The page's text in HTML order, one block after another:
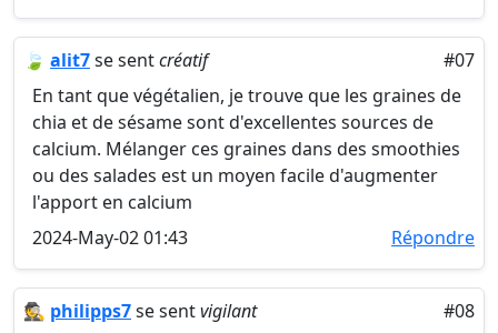
🍃 alit7se sentcréatif
#07
En tant que végétalien, je trouve que les graines de
chia et de sésame sont d'excellentes sources de
calcium. Mélanger ces graines dans des smoothies
ou des salades est un moyen facile d'augmenter
l'apport en calcium
2024-May-02 01:43
Répondre
🕵️ philipps7se sentvigilant
#08